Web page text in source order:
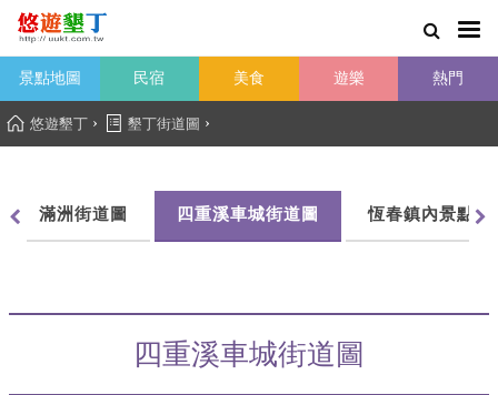
景點地圖 民宿 美食 遊樂 熱門
悠遊墾丁 › 墾丁街道圖 ›
滿洲街道圖 四重溪車城街道圖 恆春鎮內景點導
四重溪車城街道圖